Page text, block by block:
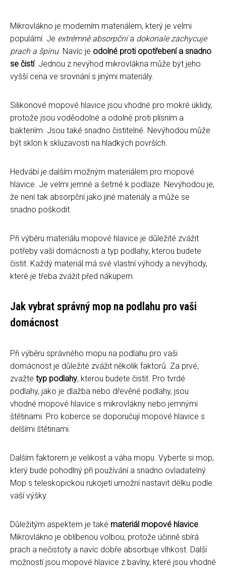
Mikrovlákno je moderním materiálem, který je velmi
populární. Je extrémně absorpčnía dokonale zachycuje
prach a špínu. Navíc je odolné proti opotřebení a snadno
se čistí. Jednou z nevýhod mikrovlákna může být jeho
vyšší cena ve srovnání s jinými materiály.
Silikonové mopové hlavice jsou vhodné pro mokré úklidy,
protože jsou voděodolné a odolné proti plísním a
bakteriím. Jsou také snadno čistitelné. Nevýhodou může
být sklon k skluzavosti na hladkých površích.
Hedvábí je dalším možným materiálem pro mopové
hlavice. Je velmi jemné a šetrné k podlaze. Nevýhodou je,
že není tak absorpční jako jiné materiály a může se
snadno poškodit.
Při výběru materiálu mopové hlavice je důležité zvážit
potřeby vaší domácnosti a typ podlahy, kterou budete
čistit. Každý materiál má své vlastní výhody a nevýhody,
které je třeba zvážit před nákupem.
Jak vybrat správný mop na podlahu pro vaši
domácnost
Při výběru správného mopu na podlahu pro vaši
domácnost je důležité zvážit několik faktorů. Za prvé,
zvažte typ podlahy, kterou budete čistit. Pro tvrdé
podlahy, jako je dlažba nebo dřevěné podlahy, jsou
vhodné mopové hlavice s mikrovlákny nebo jemnými
štětinami. Pro koberce se doporučují mopové hlavice s
delšími štětinami.
Dalším faktorem je velikost a váha mopu. Vyberte si mop,
který bude pohodlný při používání a snadno ovladatelný.
Mop s teleskopickou rukojetí umožní nastavit délku podle
vaší výšky.
Důležitým aspektem je také materiál mopové hlavice
Mikrovlákno je oblíbenou volbou, protože účinně sbírá
prach a nečistoty a navíc dobře absorbuje vlhkost. Další
možností jsou mopové hlavice z bavlny, které jsou vhodné